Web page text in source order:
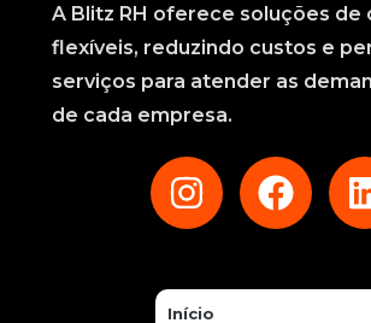
A Blitz RH oferece soluções de
flexíveis, reduzindo custos e
serviços para atender as
de cada empresa.
Início